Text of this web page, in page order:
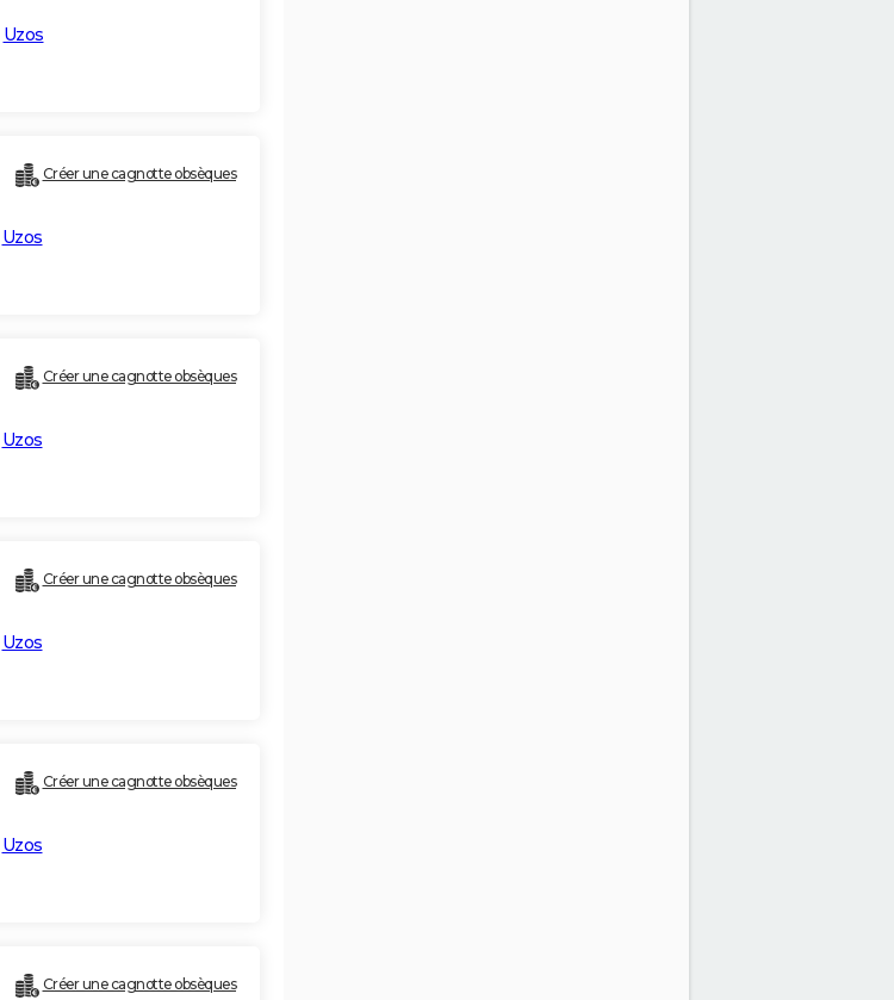
Uzos
Créer une cagnotte obsèques
Uzos
Créer une cagnotte obsèques
Uzos
Créer une cagnotte obsèques
Uzos
Créer une cagnotte obsèques
Uzos
Créer une cagnotte obsèques